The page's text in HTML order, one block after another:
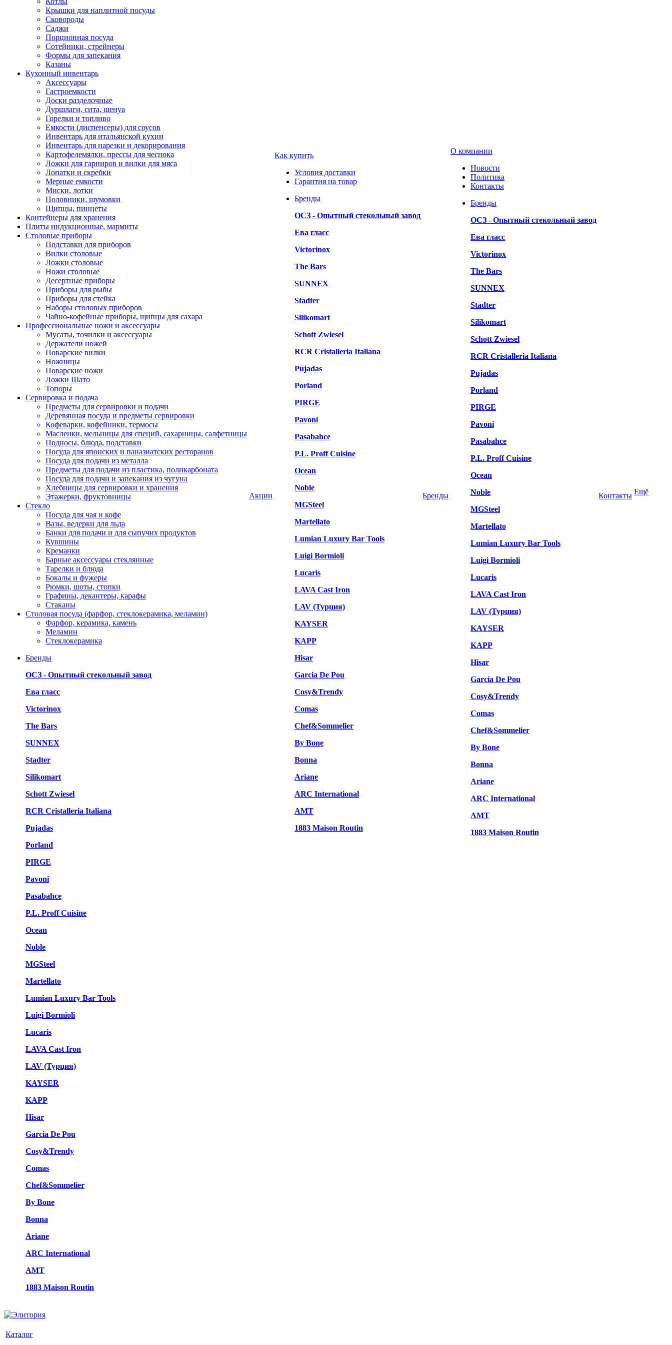
Крышки для наплитной посуды
Сковороды
Саджи
Порционная посуда
Сотейники, стрейнеры
Формы для запекания
Казаны
Кухонный инвентарь
Аксессуары
Гастроемкости
Доски разделочные
Дуршлаги, сита, шенуа
Горелки и топливо
Емкости (диспенсеры) для соусов
Инвентарь для итальянской кухни
Инвентарь для нарезки и декорирования
Картофелемялки, прессы для чеснока
Ложки для гарниров и вилки для мяса
Лопатки и скребки
Мерные емкости
Миски, лотки
Половники, шумовки
Щипцы, пинцеты
Контейнеры для хранения
Плиты индукционные, мармиты
Столовые приборы
Подставки для приборов
Вилки столовые
Ложки столовые
Ножи столовые
Десертные приборы
Приборы для рыбы
Приборы для стейка
Наборы столовых приборов
Чайно-кофейные приборы, щипцы для сахара
Профессиональные ножи и аксессуары
Мусаты, точилки и аксессуары
Держатели ножей
Поварские вилки
Ножницы
Поварские ножи
Ложки Шато
Топоры
Сервировка и подача
Предметы для сервировки и подачи
Деревянная посуда и предметы сервировки
Кофеварки, кофейники, термосы
Масленки, мельницы для специй, сахарницы, салфетницы
Подносы, блюда, подставки
Посуда для японских и паназиатских ресторанов
Посуда для подачи из металла
Предметы для подачи из пластика, поликарбоната
Посуда для подачи и запекания из чугуна
Хлебницы для сервировки и хранения
Этажерки, фруктовницы
Стекло
Посуда для чая и кофе
Вазы, ведерки для льда
Банки для подачи и для сыпучих продуктов
Кувшины
Креманки
Барные аксессуары стеклянные
Тарелки и блюда
Бокалы и фужеры
Рюмки, шоты, стопки
Графины, декантеры, карафы
Стаканы
Столовая посуда (фарфор, стеклокерамика, меламин)
Фарфор, керамика, камень
Меламин
Стеклокерамика
Бренды
ОСЗ - Опытный стекольный завод
Ева гласс
Victorinox
The Bars
SUNNEX
Stadter
Silikomart
Schott Zwiesel
RCR Cristalleria Italiana
Pujadas
Porland
PIRGE
Pavoni
Pasabahce
P.L. Proff Cuisine
Ocean
Noble
MGSteel
Martellato
Lumian Luxury Bar Tools
Luigi Bormioli
Lucaris
LAVA Cast Iron
LAV (Турция)
KAYSER
KAPP
Hisar
Garcia De Pou
Cosy&Trendy
Comas
Chef&Sommelier
By Bone
Bonna
Ariane
ARC International
AMT
1883 Maison Routin
Акции
Как купить
Условия доставки
Гарантия на товар
Бренды
ОСЗ - Опытный стекольный завод
Ева гласс
Victorinox
The Bars
SUNNEX
Stadter
Silikomart
Schott Zwiesel
RCR Cristalleria Italiana
Pujadas
Porland
PIRGE
Pavoni
Pasabahce
P.L. Proff Cuisine
Ocean
Noble
MGSteel
Martellato
Lumian Luxury Bar Tools
Luigi Bormioli
Lucaris
LAVA Cast Iron
LAV (Турция)
KAYSER
KAPP
Hisar
Garcia De Pou
Cosy&Trendy
Comas
Chef&Sommelier
By Bone
Bonna
Ariane
ARC International
AMT
1883 Maison Routin
Бренды
О компании
Новости
Политика
Контакты
Бренды
ОСЗ - Опытный стекольный завод
Ева гласс
Victorinox
The Bars
SUNNEX
Stadter
Silikomart
Schott Zwiesel
RCR Cristalleria Italiana
Pujadas
Porland
PIRGE
Pavoni
Pasabahce
P.L. Proff Cuisine
Ocean
Noble
MGSteel
Martellato
Lumian Luxury Bar Tools
Luigi Bormioli
Lucaris
LAVA Cast Iron
LAV (Турция)
KAYSER
KAPP
Hisar
Garcia De Pou
Cosy&Trendy
Comas
Chef&Sommelier
By Bone
Bonna
Ariane
ARC International
AMT
1883 Maison Routin
Контакты Ещё
Каталог